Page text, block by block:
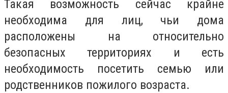
Такая возможность сейчас крайне
необходима для лиц, чьи дома
расположены на относительно
безопасных территориях и есть
необходимость посетить семью или
родственников пожилого возраста.